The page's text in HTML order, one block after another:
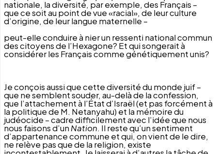
nationale, la diversité, par exemple, des Français –
que ce soit au point de vue «racial», de leur culture
d’origine, de leur langue maternelle –
peut-elle conduire à nier un ressenti national commun
des citoyens de l’Hexagone? Et qui songerait à
considérer les Français comme génétiquement unis?
Je conçois aussi que cette diversité du monde juif –
que ne semblent souder, au-delà de la confession,
que l’attachement à l’État d’Israël (et pas forcément à
la politique de M. Netanyahu) et la mémoire du
judéocide – cadre difficilement avec l’idée que nous
nous faisons d’un Nation. Il reste qu’un sentiment
d’appartenance commune et qui, on vient de le dire,
ne relève pas que de la religion, existe